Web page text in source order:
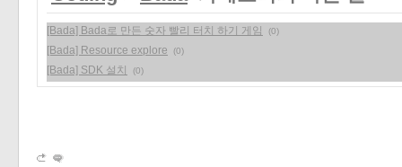
[Bada] Bada로 만든 숫자 빨리 터치 하기 게임 (0)
[Bada] Resource explore (0)
[Bada] SDK 설치 (0)